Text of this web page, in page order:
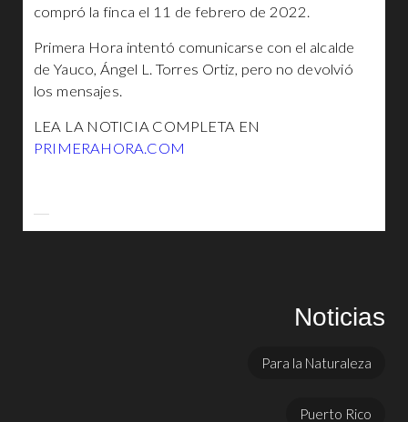
compró la finca el 11 de febrero de 2022.
Primera Hora intentó comunicarse con el alcalde
de Yauco, Ángel L. Torres Ortiz, pero no devolvió
los mensajes.
LEA LA NOTICIA COMPLETA EN
PRIMERAHORA.COM
Noticias
Para la Naturaleza
Puerto Rico